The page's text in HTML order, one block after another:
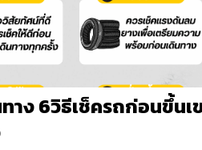
าง 6วิธีเช็ครถก่อนขึ้นเ